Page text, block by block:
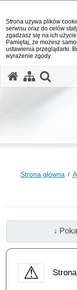
Strona używa plików
serwisu oraz do celów
zgadzasz się na ich
Pamiętaj, że możesz
ustawienia przeglądarki.
wyrażenie zgody.
Strona główna
↓